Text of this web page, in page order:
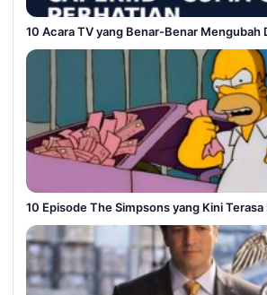
10 Acara TV yang Benar-Benar Mengubah
10 Episode The Simpsons yang Kini Terasa